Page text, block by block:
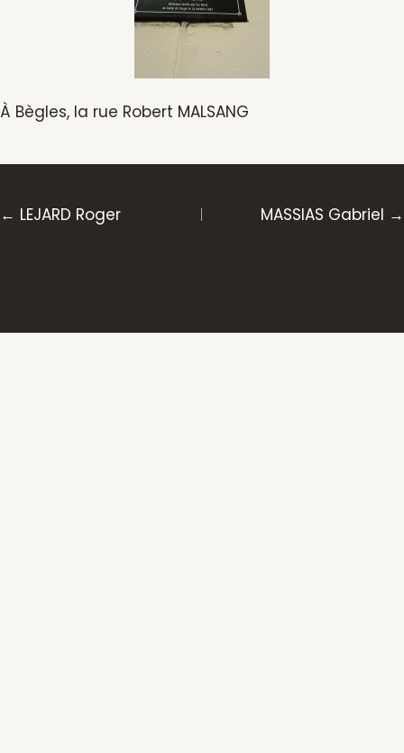
À Bègles, la rue Robert MALSANG
Posts
← LEJARD Roger MASSIAS Gabriel →